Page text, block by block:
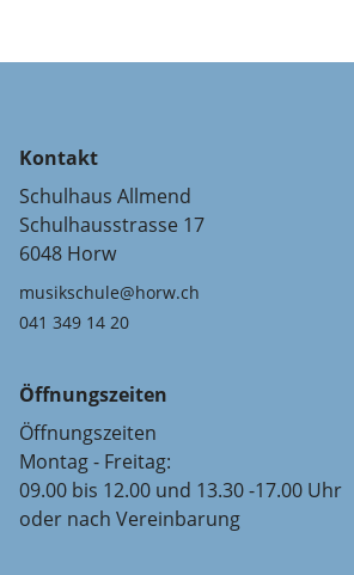
Kontakt
Schulhaus Allmend
Schulhausstrasse 17
6048 Horw
musikschule@horw.ch
041 349 14 20
Öffnungszeiten
Öffnungszeiten
Montag - Freitag:
09.00 bis 12.00 und 13.30 -17.00 Uhr
oder nach Vereinbarung